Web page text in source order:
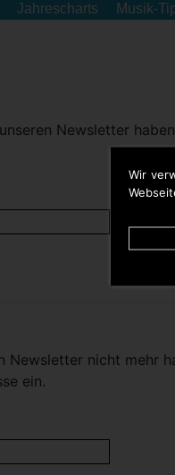
Wir
Jahrescharts Musik-
Newsletter
Newsletter nicht mehr
ein.